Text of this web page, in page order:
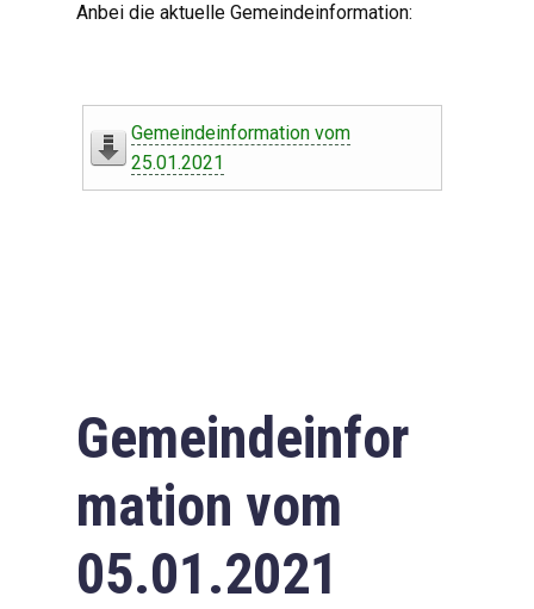
Anbei die aktuelle Gemeindeinformation:
Gemeindeinformation vom
25.01.2021
Gemeindeinfor
mation vom
05.01.2021